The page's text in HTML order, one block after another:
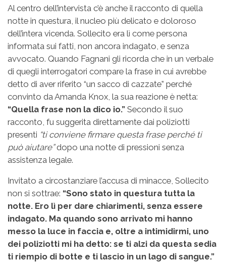
Al centro dell’intervista c’è anche il racconto di quella
notte in questura, il nucleo più delicato e doloroso
dell’intera vicenda. Sollecito era lì come persona
informata sui fatti, non ancora indagato, e senza
avvocato. Quando Fagnani gli ricorda che in un verbale
di quegli interrogatori compare la frase in cui avrebbe
detto di aver riferito “un sacco di cazzate” perché
convinto da Amanda Knox, la sua reazione è netta:
“Quella frase non la dico io.” Secondo il suo
racconto, fu suggerita direttamente dai poliziotti
presenti “ti conviene firmare questa frase perché ti
può aiutare”dopo una notte di pressioni senza
assistenza legale.
Invitato a circostanziare l’accusa di minacce, Sollecito
non si sottrae: “Sono stato in questura tutta la
notte. Ero lì per dare chiarimenti, senza essere
indagato. Ma quando sono arrivato mi hanno
messo la luce in faccia e, oltre a intimidirmi, uno
dei poliziotti mi ha detto: se ti alzi da questa sedia
ti riempio di botte e ti lascio in un lago di sangue.”